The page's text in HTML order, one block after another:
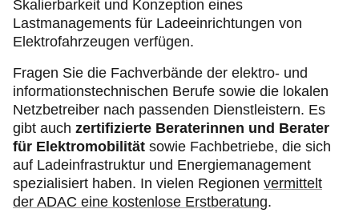
Skalierbarkeit und Konzeption eines
Lastmanagements für Ladeeinrichtungen von
Elektrofahrzeugen verfügen.
Fragen Sie die Fachverbände der elektro- und
informationstechnischen Berufe sowie die lokalen
Netzbetreiber nach passenden Dienstleistern. Es
gibt auch zertifizierte Beraterinnen und Berater
für Elektromobilität sowie Fachbetriebe, die sich
auf Ladeinfrastruktur und Energiemanagement
spezialisiert haben. In vielen Regionen vermittelt
der ADAC eine kostenlose Erstberatung.